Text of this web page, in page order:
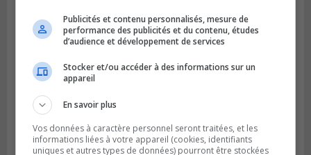
Publicités et contenu personnalisés, mesure de
performance des publicités et du contenu, études
d’audience et développement de services
Stocker et/ou accéder à des informations sur un
appareil
En savoir plus
Vos données à caractère personnel seront traitées, et les
informations liées à votre appareil (cookies, identifiants
uniques et autres types de données) pourront être stockées